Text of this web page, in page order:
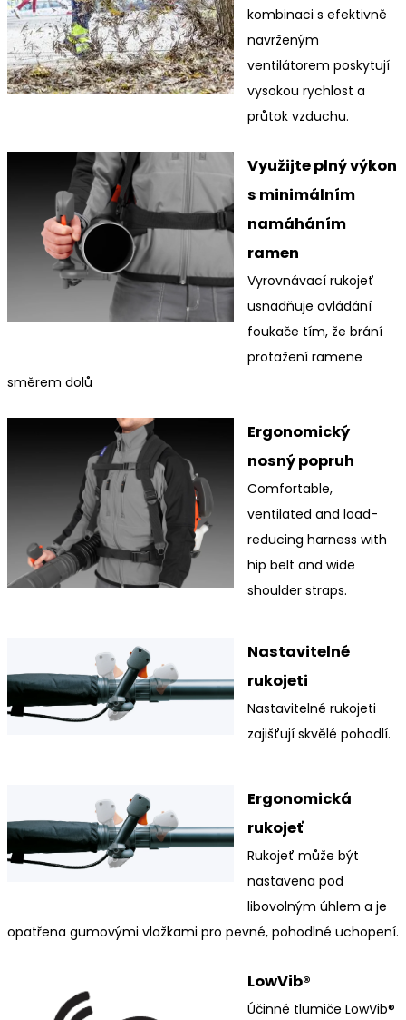
kombinaci s efektivně
navrženým
ventilátorem poskytují
vysokou rychlost a
průtok vzduchu.
Využijte plný výkon
s minimálním
namáháním
ramen
Vyrovnávací rukojeť
usnadňuje ovládání
foukače tím, že brání
protažení ramene
směrem dolů
Ergonomický
nosný popruh
Comfortable,
ventilated and load-
reducing harness with
hip belt and wide
shoulder straps.
Nastavitelné
rukojeti
Nastavitelné rukojeti
zajišťují skvělé pohodlí.
Ergonomická
rukojeť
Rukojeť může být
nastavena pod
libovolným úhlem a je
opatřena gumovými vložkami pro pevné, pohodlné uchopení.
LowVib®
Účinné tlumiče LowVib®